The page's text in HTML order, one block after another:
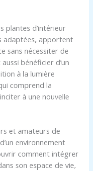
plantes d’intérieur
adaptées, apportent
sans nécessiter de
bénéficier d’un
à la lumière
comprend la
à une nouvelle
et amateurs de
environnement
comment intégrer
son espace de vie,